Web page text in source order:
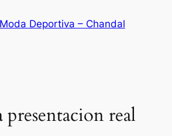
Deportiva – Chandal
presentacion real